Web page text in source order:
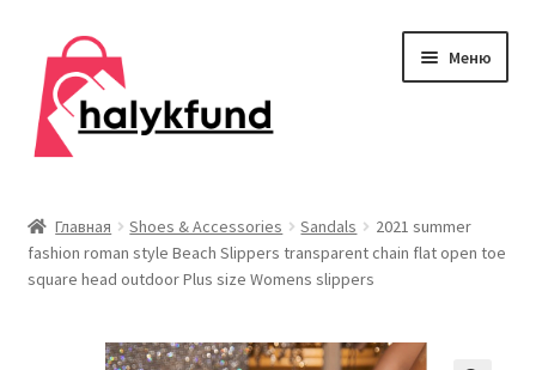
Перейти
навигации
Перейти
содержимому
Меню
меню
Главная
Главная Shoes & Accessories Sandals
2021 summer
fashion roman style Beach Slippers transparent chain flat open toe
square head outdoor Plus size Womens slippers